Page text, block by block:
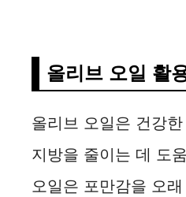
올리브 오일 활
올리브 오일은 건강
지방을 줄이는 데 도
오일은 포만감을 오